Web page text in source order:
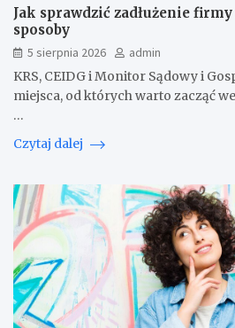
Jak sprawdzić zadłużenie
sposoby
5 sierpnia 2026
admin
KRS, CEIDG i Monitor Sądowy i
miejsca, od których warto zacząć
…
Czytaj dalej